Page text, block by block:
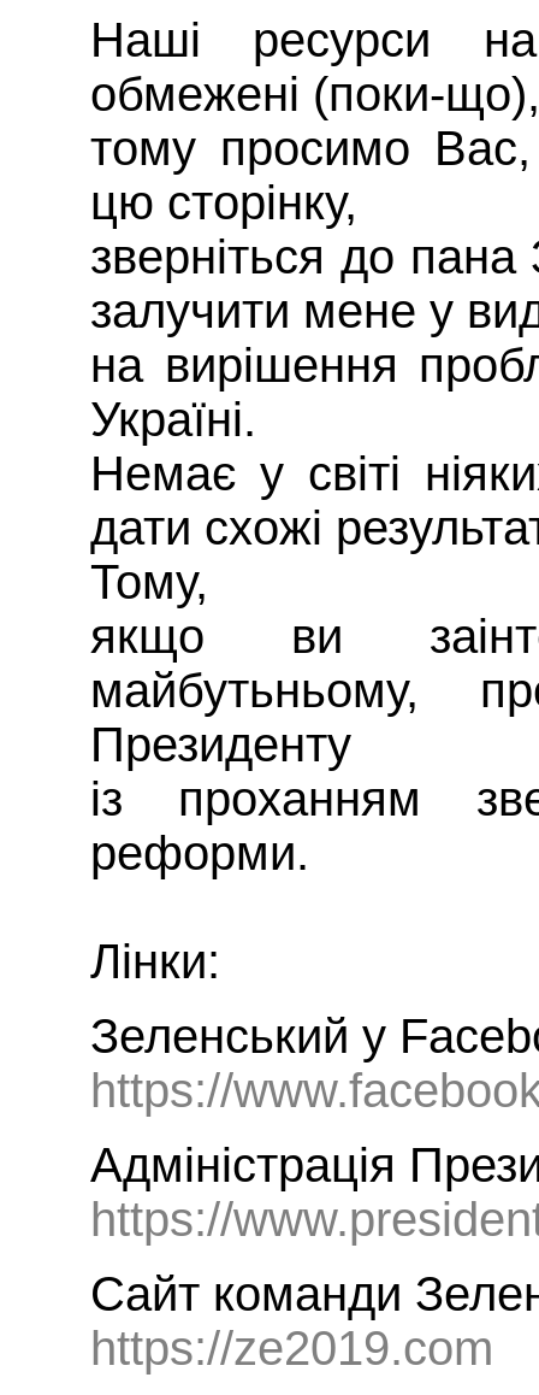
Наші ресурси
обмежені (поки-що),
тому просимо
цю сторінку,
зверніться до
залучити мене у
на вирішення
Україні.
Немає у світі
дати схожі
Тому,
якщо ви
майбутьньому,
Президенту
із проханням
реформи.
Лінки:
Зеленський у
https://
Адміністрація
https://
Сайт команди
https://ze2019.com